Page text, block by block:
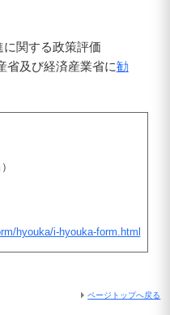
関する政策評価
省及び経済産業省に勧
hyouka/i-hyouka-form.html
ページトップへ戻る